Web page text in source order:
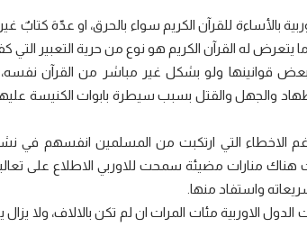
بالأساءة للقرآن الكريم سواء بالحرق، او عدّهَ كتابٌ
له القرآن الكريم هو نوع من حرية التعبير التي
قوانينها ولو بشكل غير مباشر من القرآن نفسه،
والجهل والقتل بسبب سيطرة بابوات الكنيسة
الاخطاء التي ارتكبت من المسلمين انفسهم في
هناك منارات مضيئة سمحت للاوربي الاطلاع على
واستفاد منها.
الدول الاوربية مئات المرات ان لم تكن بالالاف، ولا